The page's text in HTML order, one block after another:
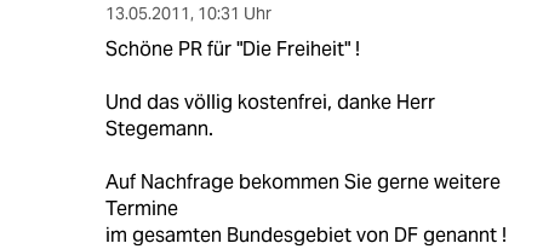
13.05.2011, 10:31 Uhr
Schöne PR für "Die Freiheit" !
Und das völlig kostenfrei, danke Herr
Stegemann.
Auf Nachfrage bekommen Sie gerne weitere
Termine
im gesamten Bundesgebiet von DF genannt !